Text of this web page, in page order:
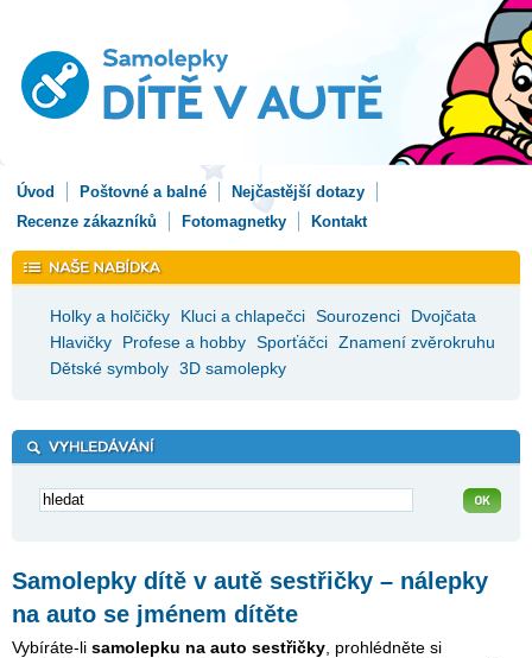
Úvod Poštovné a balné
Nejčastější dotazy
Recenze zákazníků
Fotomagnetky Kontakt
Holky a holčičky Kluci a chlapečci Sourozenci
Dvojčata
Hlavičky
Profese a hobby Sporťáčci Znamení zvěrokruhu
Dětské symboly 3D samolepky
Samolepky dítě v autě sestřičky – nálepky
na auto se jménem dítěte
Vybíráte-li samolepku na auto sestřičky , prohlédněte si